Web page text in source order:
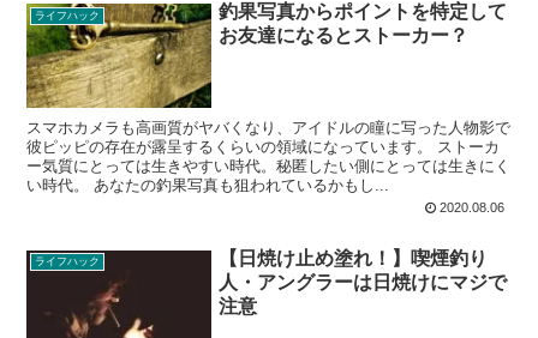
ライフハック
釣果写真からポイントを特定して
お友達になるとストーカー？
スマホカメラも高画質がヤバくなり、アイドルの瞳に写った人物影で
彼ピッピの存在が露呈するくらいの領域になっています。 ストーカ
ー気質にとっては生きやすい時代。秘匿したい側にとっては生きにく
い時代。 あなたの釣果写真も狙われているかもし...
2020.08.06
ライフハック
【日焼け止め塗れ！】喫煙釣り
人・アングラーは日焼けにマジで
注意